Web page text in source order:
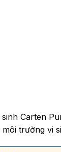
sinh Carten
trường vi